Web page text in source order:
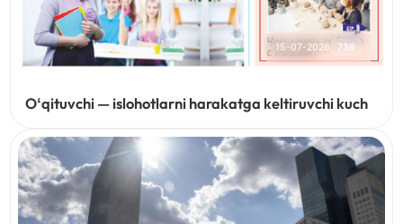
15-07-2026 736
Oʻqituvchi — islohotlarni harakatga keltiruvchi kuch